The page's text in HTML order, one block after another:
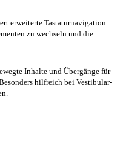
erweiterte Tastaturnavigation.
zu wechseln und die
Inhalte und Übergänge für
hilfreich bei Vestibular-